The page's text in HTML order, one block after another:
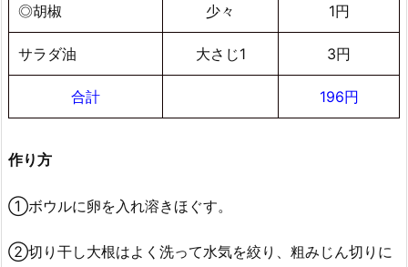
◎胡椒 少々 1円
サラダ油 大さじ1 3円
合計 196円
作り方
①ボウルに卵を入れ溶きほぐす。
②切り干し大根はよく洗って水気を絞り、粗みじん切りに